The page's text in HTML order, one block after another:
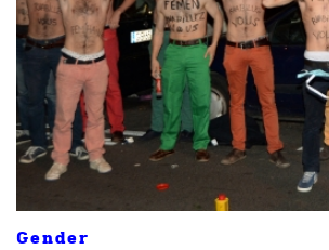
Gender
ค้นหา
TWEET